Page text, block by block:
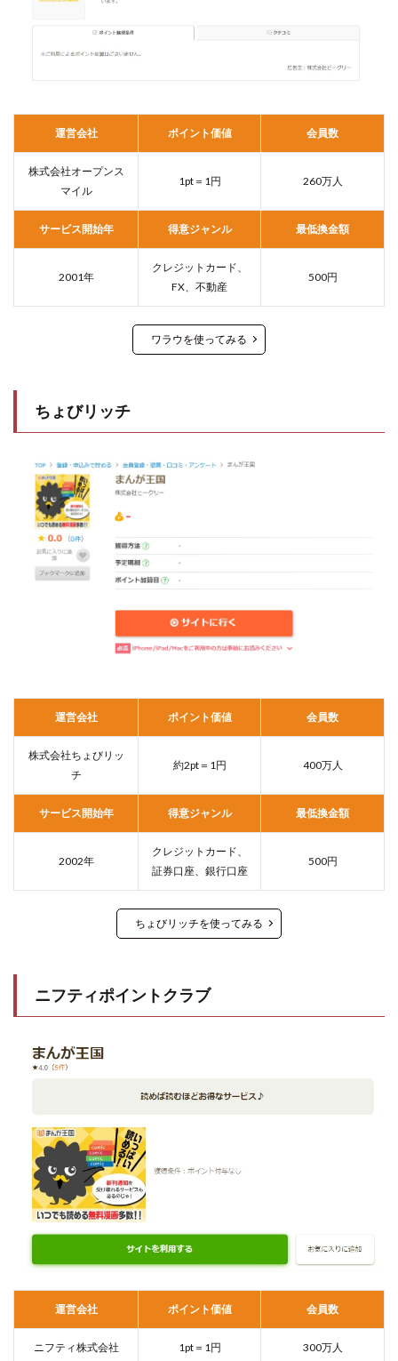
運営会社 ポイント価値 会員数
株式会社オープンス
マイル
1pt＝1円 260万人
サービス開始年 得意ジャンル 最低換金額
2001年
クレジットカード、
FX、不動産
500円
ワラウを使ってみる
ちょびリッチ
運営会社 ポイント価値 会員数
株式会社ちょびリッ
チ
約2pt＝1円 400万人
サービス開始年 得意ジャンル 最低換金額
2002年
クレジットカード、
証券口座、銀行口座
500円
ちょびリッチを使ってみる
ニフティポイントクラブ
運営会社 ポイント価値 会員数
ニフティ株式会社 1pt＝1円 300万人